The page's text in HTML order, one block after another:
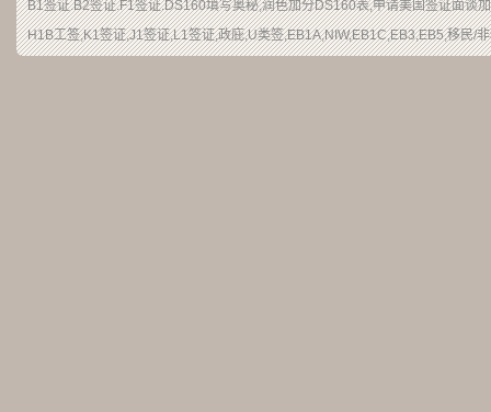
B1签证.B2签证.F1签证.DS160填写奥秘,润色加分DS160表,申请美国签证面谈
H1B工签,K1签证,J1签证,L1签证,政庇,U类签,EB1A,NIW,EB1C,EB3,EB5,移民/